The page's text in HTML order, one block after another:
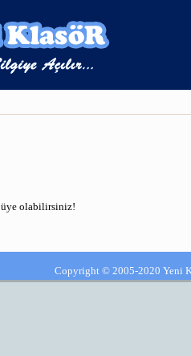
üye olabilirsiniz!
Copyright © 2005-2020 Yeni